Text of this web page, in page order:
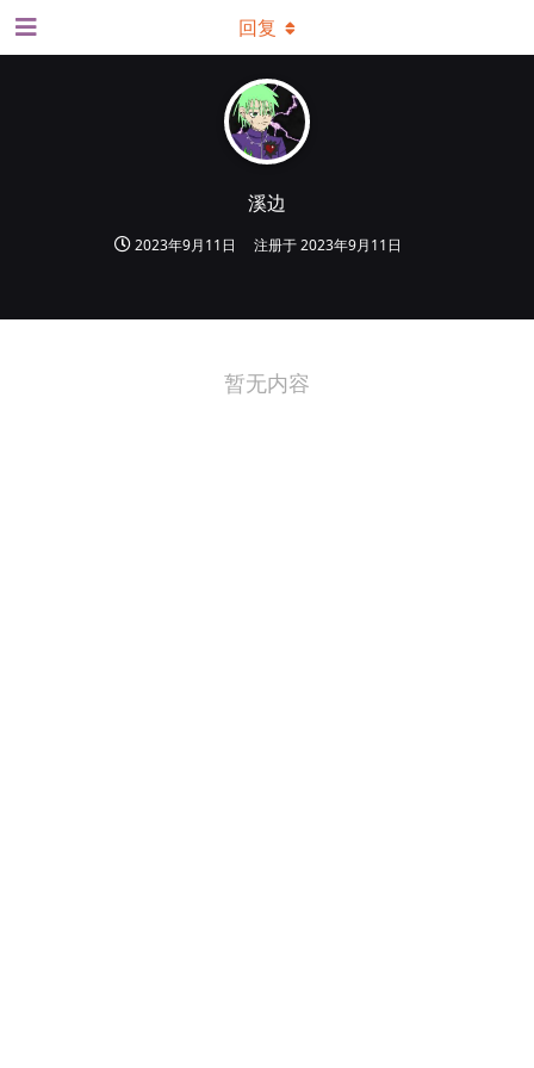
溪边
2023年9月11日 注册于2023年9月11日
回复
暂无内容